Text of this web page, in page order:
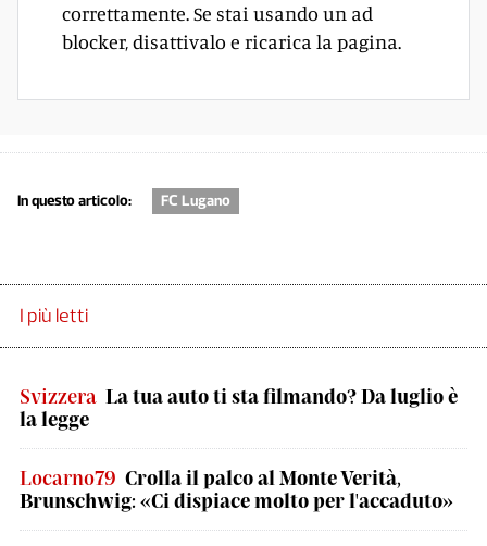
correttamente. Se stai usando un ad
blocker, disattivalo e ricarica la pagina.
In questo articolo: FC Lugano
I più letti
Svizzera La tua auto ti sta filmando? Da luglio è
la legge
Locarno79 Crolla il palco al Monte Verità,
Brunschwig: «Ci dispiace molto per l'accaduto»